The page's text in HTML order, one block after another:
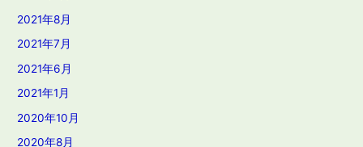
2021年8月
2021年7月
2021年6月
2021年1月
2020年10月
2020年8月